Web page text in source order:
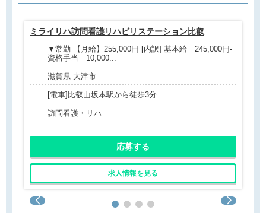
ミライリハ訪問看護リハビリステーション比叡
▼常勤 【月給】255,000円 [内訳] 基本給 245,000円-
資格手当 10,000...
滋賀県 大津市
[電車]比叡山坂本駅から徒歩3分
訪問看護・リハ
応募する
求人情報を見る